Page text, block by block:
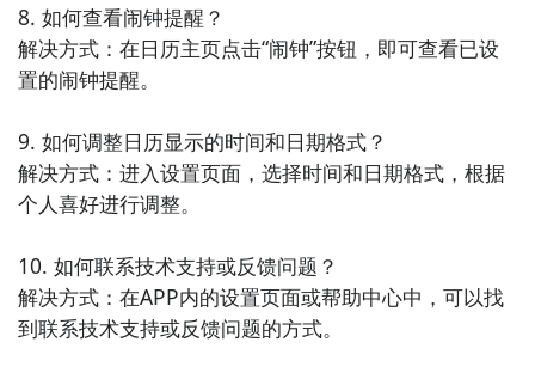
任务。它提供了任务分类、优先级和提醒功能，用户可
以快速添加、编辑和完成任务。滴答清单还支持多设备
同步和分享功能，方便用户在不同平台和团队中使用和
8. 如何查看闹钟提醒？
解决方式：在日历主页点击“闹钟”按钮，即可查看已设
置的闹钟提醒。
9. 如何调整日历显示的时间和日期格式？
解决方式：进入设置页面，选择时间和日期格式，根据
个人喜好进行调整。
10. 如何联系技术支持或反馈问题？
解决方式：在APP内的设置页面或帮助中心中，可以找
到联系技术支持或反馈问题的方式。